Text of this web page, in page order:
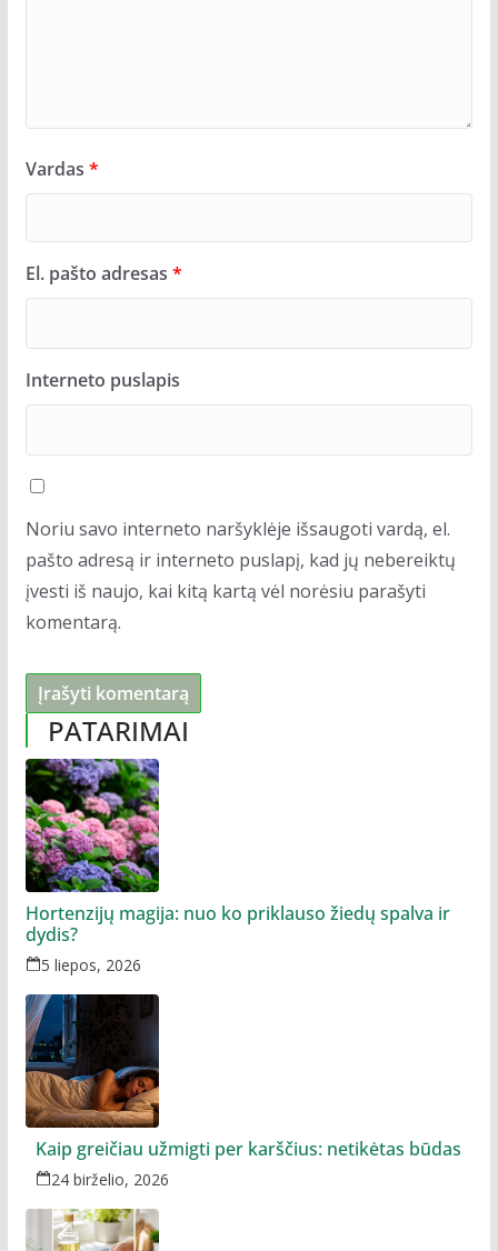
Vardas *
El. pašto adresas *
Interneto puslapis
Noriu savo interneto naršyklėje išsaugoti vardą, el.
pašto adresą ir interneto puslapį, kad jų nebereiktų
įvesti iš naujo, kai kitą kartą vėl norėsiu parašyti
komentarą.
PATARIMAI
Hortenzijų magija: nuo ko priklauso žiedų spalva ir
dydis?
5 liepos, 2026
Kaip greičiau užmigti per karščius: netikėtas būdas
24 birželio, 2026